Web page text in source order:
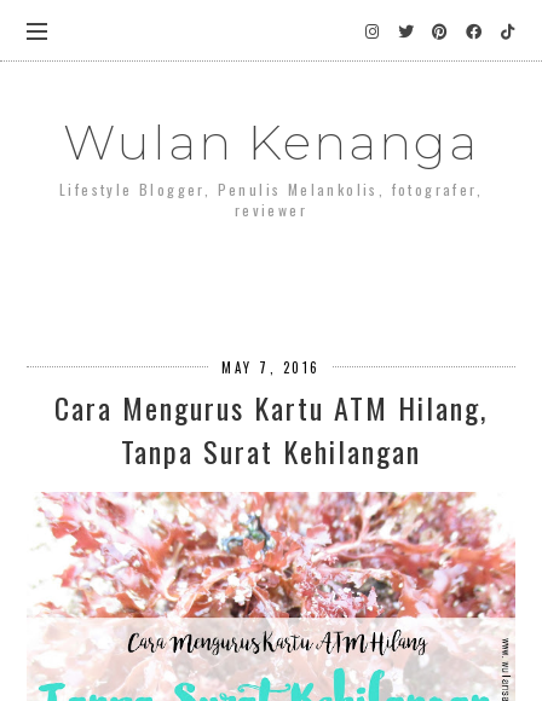
Wulan Kenanga
Lifestyle Blogger, Penulis Melankolis, fotografer,
reviewer
MAY 7, 2016
Cara Mengurus Kartu ATM Hilang,
Tanpa Surat Kehilangan